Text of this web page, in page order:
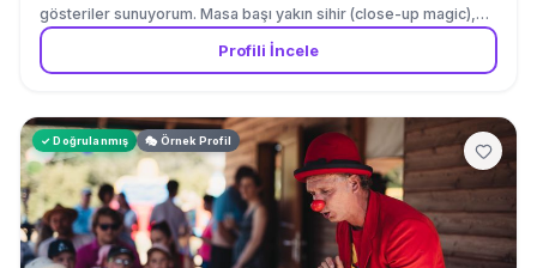
gösteriler sunuyorum. Masa başı yakın sihir (close-up magic),
sahne illüzyonları ve çocuk büyücülüğü alanlarında uzmanım.
Gösterilerim Türkçe ve İngilizce olarak düzenlenebilir. Her
Profili İncele
✓ Doğrulanmış 🎭 Örnek Profil